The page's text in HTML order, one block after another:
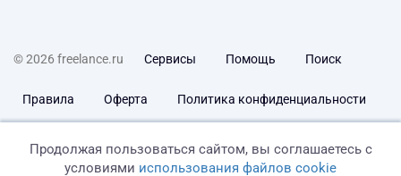
© 2026 freelance.ru Сервисы Помощь Поиск
Правила Оферта Политика конфиденциальности
Продолжая пользоваться сайтом, вы соглашаетесь с
условиями использования файлов cookie